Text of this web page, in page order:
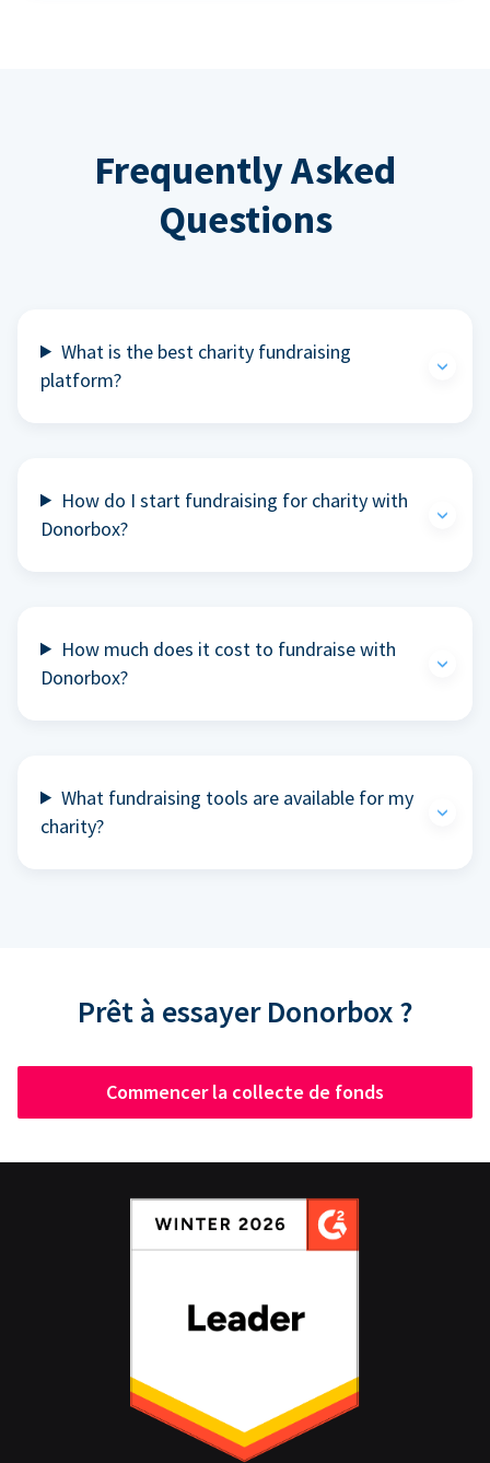
Frequently Asked
Questions
What is the best charity fundraising
platform?
How do I start fundraising for charity with
Donorbox?
How much does it cost to fundraise with
Donorbox?
What fundraising tools are available for my
charity?
Prêt à essayer Donorbox ?
Commencer la collecte de fonds